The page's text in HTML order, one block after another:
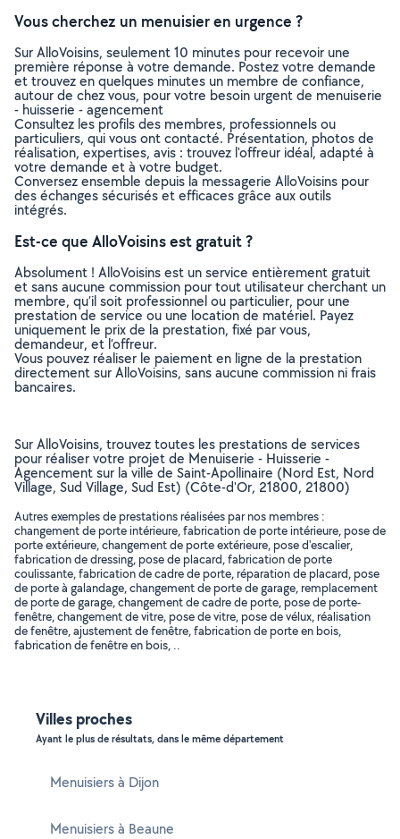
Vous cherchez un menuisier en urgence ?
Sur AlloVoisins, seulement 10 minutes pour recevoir une
première réponse à votre demande. Postez votre demande
et trouvez en quelques minutes un membre de confiance,
autour de chez vous, pour votre besoin urgent de menuiserie
- huisserie - agencement
Consultez les profils des membres, professionnels ou
particuliers, qui vous ont contacté. Présentation, photos de
réalisation, expertises, avis : trouvez l'offreur idéal, adapté à
votre demande et à votre budget.
Conversez ensemble depuis la messagerie AlloVoisins pour
des échanges sécurisés et efficaces grâce aux outils
intégrés.
Est-ce que AlloVoisins est gratuit ?
Absolument ! AlloVoisins est un service entièrement gratuit
et sans aucune commission pour tout utilisateur cherchant un
membre, qu’il soit professionnel ou particulier, pour une
prestation de service ou une location de matériel. Payez
uniquement le prix de la prestation, fixé par vous,
demandeur, et l’offreur.
Vous pouvez réaliser le paiement en ligne de la prestation
directement sur AlloVoisins, sans aucune commission ni frais
bancaires.
Sur AlloVoisins, trouvez toutes les prestations de services
pour réaliser votre projet de Menuiserie - Huisserie -
Agencement sur la ville de Saint-Apollinaire (Nord Est, Nord
Village, Sud Village, Sud Est) (Côte-d'Or, 21800, 21800)
Autres exemples de prestations réalisées par nos membres :
changement de porte intérieure, fabrication de porte intérieure, pose de
porte extérieure, changement de porte extérieure, pose d'escalier,
fabrication de dressing, pose de placard, fabrication de porte
coulissante, fabrication de cadre de porte, réparation de placard, pose
de porte à galandage, changement de porte de garage, remplacement
de porte de garage, changement de cadre de porte, pose de porte-
fenêtre, changement de vitre, pose de vitre, pose de vélux, réalisation
de fenêtre, ajustement de fenêtre, fabrication de porte en bois,
fabrication de fenêtre en bois, ..
Villes proches
Ayant le plus de résultats, dans le même département
Menuisiers à Dijon
Menuisiers à Beaune